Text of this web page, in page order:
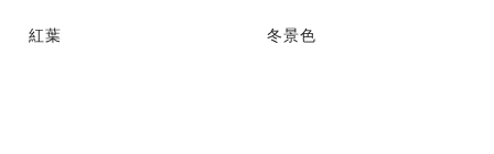
紅葉 冬景色